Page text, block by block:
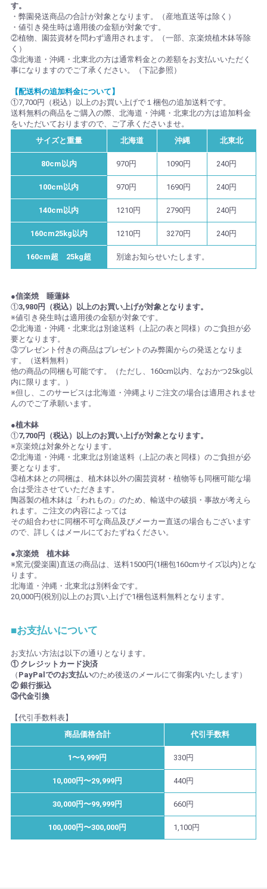
す。
・弊園発送商品の合計が対象となります。（産地直送等は除く）
・値引き発生時は適用後の金額が対象です。
②植物、園芸資材を問わず適用されます。（一部、京楽焼植木鉢等除
く）
③北海道・沖縄・北東北の方は通常料金との差額をお支払いいただく
事になりますのでご了承ください。（下記参照）
【配送料の追加料金について】
①7,700円（税込）以上のお買い上げで１梱包の追加送料です。
送料無料の商品をご購入の際、北海道・沖縄・北東北の方は追加料金
をいただいておりますので、ご了承くださいませ。
サイズと重量
北海道 沖縄 北東北
80cm以内 970円 1090円 240円
100cm以内 970円 1690円 240円
140cm以内 1210円 2790円 240円
160cm25kg以内 1210円 3270円 240円
160cm超 25kg超 別途お知らせいたします。
●信楽焼 睡蓮鉢
①3,980円（税込）以上のお買い上げが対象となります。
※値引き発生時は適用後の金額が対象です。
②北海道・沖縄・北東北は別途送料（上記の表と同様）のご負担が必
要となります。
③プレゼント付きの商品はプレゼントのみ弊園からの発送となりま
す。（送料無料）
他の商品の同梱も可能です。（ただし、160cm以内、なおかつ25kg以
内に限ります。）
※但し、このサービスは北海道・沖縄よりご注文の場合は適用されませ
んのでご了承願います。
●植木鉢
①7,700円（税込）以上のお買い上げが対象となります。
※京楽焼は対象外となります。
②北海道・沖縄・北東北は別途送料（上記の表と同様）のご負担が必
要となります。
③植木鉢との同梱は、植木鉢以外の園芸資材・植物等も同梱可能な場
合は受注させていただきます。
陶器製の植木鉢は「われもの」のため、輸送中の破損・事故が考えら
れます。ご注文の内容によっては
その組合わせに同梱不可な商品及びメーカー直送の場合もございます
ので、詳しくはメールにておたずねください。
●京楽焼 植木鉢
※窯元(愛楽園)直送の商品は、送料1500円(1梱包160cmサイズ以内)とな
ります。
北海道・沖縄・北東北は別料金です。
20,000円(税別)以上のお買い上げで1梱包送料無料となります。
■お支払いについて
お支払い方法は以下の通りとなります。
① クレジットカード決済
（ PayPalでのお支払いのため後送のメールにて御案内いたします）
② 銀行振込
③代金引換
【代引手数料表】
商品価格合計
代引手数料
1〜9,999円 330円
10,000円〜29,999円 440円
30,000円〜99,999円 660円
100,000円〜300,000円 1,100円